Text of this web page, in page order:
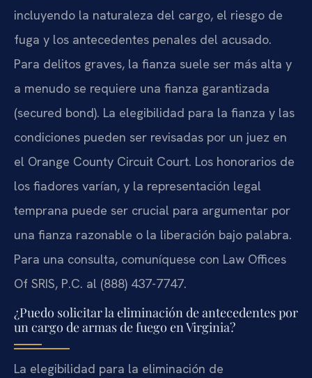
incluyendo la naturaleza del cargo, el riesgo de
fuga y los antecedentes penales del acusado.
Para delitos graves, la fianza suele ser más alta y
a menudo se requiere una fianza garantizada
(secured bond). La elegibilidad para la fianza y las
condiciones pueden ser revisadas por un juez en
el Orange County Circuit Court. Los honorarios de
los fiadores varían, y la representación legal
temprana puede ser crucial para argumentar por
una fianza razonable o la liberación bajo palabra.
Para una consulta, comuníquese con Law Offices
Of SRIS, P.C. al (888) 437-7747.
¿Puedo solicitar la eliminación de antecedentes por
un cargo de armas de fuego en Virginia?
La elegibilidad para la eliminación de